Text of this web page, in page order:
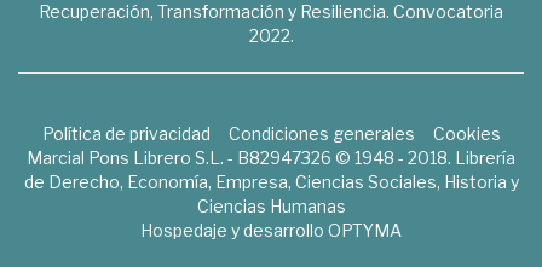
Recuperación, Transformación y Resiliencia. Convocatoria
2022.
Política de privacidad Condiciones generales
Cookies
Marcial Pons Librero S.L. - B82947326 © 1948 - 2018. Librería
de Derecho, Economía, Empresa, Ciencias Sociales, Historia y
Ciencias Humanas
Hospedaje y desarrollo OPTYMA